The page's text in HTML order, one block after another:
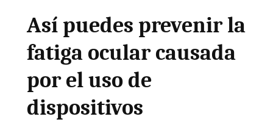
Así puedes prevenir la
fatiga ocular causada
por el uso de
dispositivos